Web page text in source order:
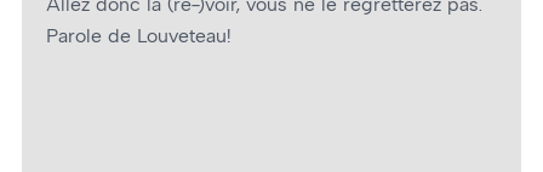
Parole de Louveteau!